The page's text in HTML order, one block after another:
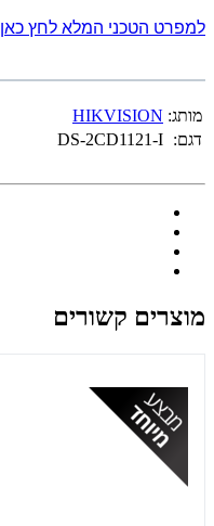
למפרט הטכני המלא לחץ כאן
מותג: HIKVISION
דגם: DS-2CD1121-I
מוצרים קשורים